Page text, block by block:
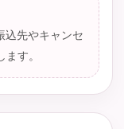
込先やキャンセ
す。